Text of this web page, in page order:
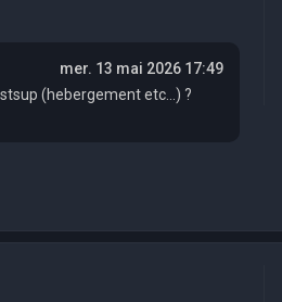
mer. 13 mai 2026 17:49
(hebergement etc...) ?